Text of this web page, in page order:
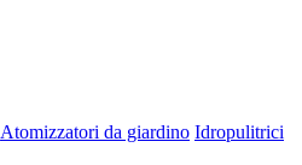
Atomizzatori da giardino Idropulitrici